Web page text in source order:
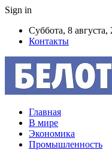
Sign in
Суббота, 8 августа,
Контакты
Главная
В мире
Экономика
Промышленность